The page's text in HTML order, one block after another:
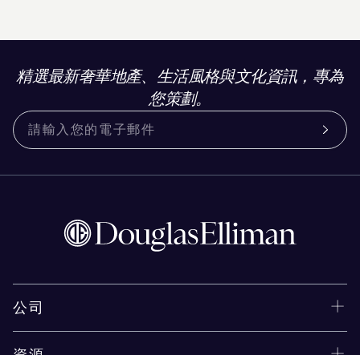
精選最新奢華地產、生活風格與文化資訊，專為
您策劃。
公司